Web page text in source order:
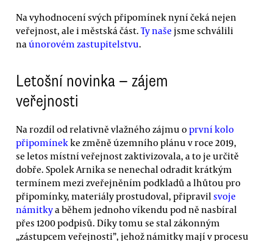
Na vyhodnocení svých připomínek nyní čeká nejen
veřejnost, ale i městská část. Ty naše jsme schválili
na únorovém zastupitelstvu.
Letošní novinka — zájem
veřejnosti
Na rozdíl od relativně vlažného zájmu oprvní kolo
připomínekke změně územního plánu v roce 2019,
se letos místní veřejnost zaktivizovala, a to je určitě
dobře. Spolek Arnika se nenechal odradit krátkým
termínem mezi zveřejněním podkladů a lhůtou pro
připomínky, materiály prostudoval, připravil svoje
námitkya během jednoho víkendu pod ně nasbíral
přes 1200 podpisů. Díky tomu se stal zákonným
„zástupcem veřejnosti”, jehož námitky mají v procesu